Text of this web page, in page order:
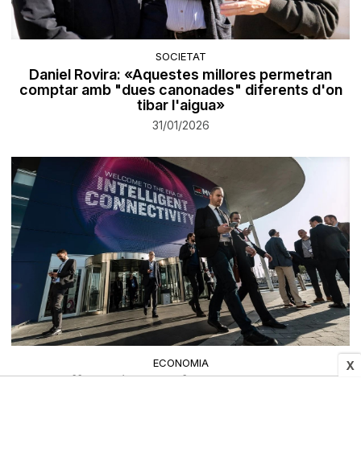
X
SOCIETAT
Daniel Rovira: «Aquestes millores permetran
comptar amb "dues canonades" diferents d'on
tibar l'aigua»
31/01/2026
ECONOMIA
Hoffman vincula el futur del MWC amb